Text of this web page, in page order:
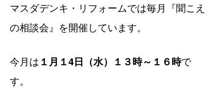
マスダデンキ・リフォームでは毎月『聞こえ
の相談会』を開催しています。
今月は １月１4日（水）１３時～１６時で
す。